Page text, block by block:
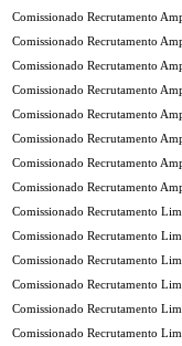
Comissionado Recrutamento
Comissionado Recrutamento
Comissionado Recrutamento
Comissionado Recrutamento
Comissionado Recrutamento
Comissionado Recrutamento
Comissionado Recrutamento
Comissionado Recrutamento
Comissionado Recrutamento
Comissionado Recrutamento
Comissionado Recrutamento
Comissionado Recrutamento
Comissionado Recrutamento
Comissionado Recrutamento